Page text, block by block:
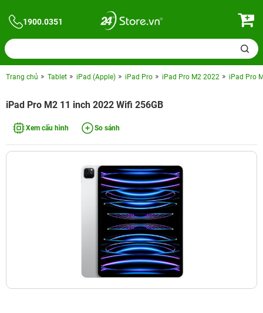
1900.0351
Trang chủ Tablet iPad (Apple) iPad Pro iPad Pro M2 2022 iPad Pro
iPad Pro M2 11 inch 2022 Wifi 256GB
Xem cấu hình So sánh